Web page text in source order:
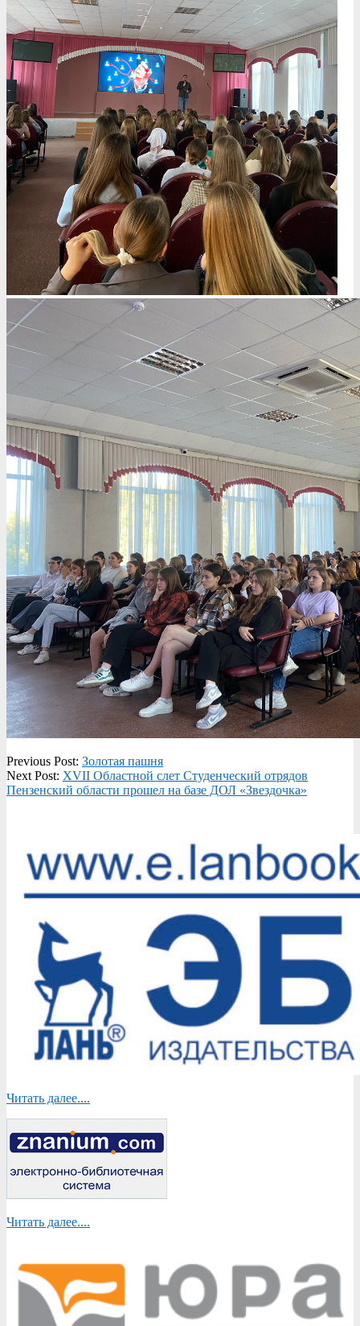
2023-
09-
26
Previous Post: Золотая пашня
Next Post: XVII Областной слет Студенческий отрядов
Пензенский области прошел на базе ДОЛ «Звездочка»
Читать далее....
Читать далее....